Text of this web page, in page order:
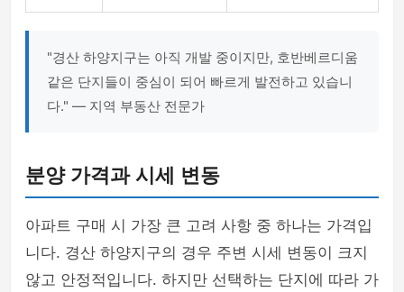
"경산 하양지구는 아직 개발 중이지만, 호반베르디움
같은 단지들이 중심이 되어 빠르게 발전하고 있습니
다." — 지역 부동산 전문가
분양 가격과 시세 변동
아파트 구매 시 가장 큰 고려 사항 중 하나는 가격입
니다. 경산 하양지구의 경우 주변 시세 변동이 크지
않고 안정적입니다. 하지만 선택하는 단지에 따라 가